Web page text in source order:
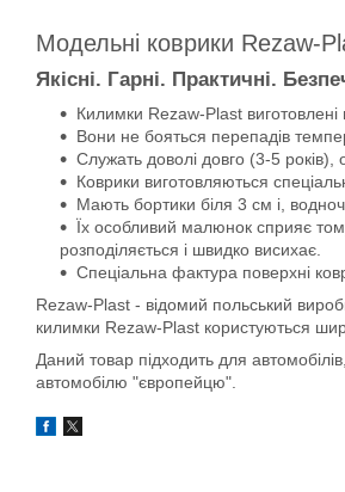
Модельні коврики Rezaw-
Якісні. Гарні. Практичні.
Килимки Rezaw-Plast виготовлені
Вони не бояться перепадів
Служать доволі довго (3-5 років),
Коврики виготовляються
Мають бортики біля 3 см і,
Їх особливий малюнок сприяє
розподіляється і швидко висихає.
Спеціальна фактура поверхні
Rezaw-Plast - відомий польський
килимки Rezaw-Plast користуються
Даний товар підходить для
автомобілю "європейцю".